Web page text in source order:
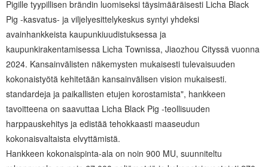
Pigille tyypillisen brändin luomiseksi täysimääräisesti Licha Black
Pig -kasvatus- ja viljelyesittelykeskus syntyi yhdeksi
avainhankkeista kaupunkiuudistuksessa ja
kaupunkirakentamisessa Licha Townissa, Jiaozhou Cityssä vuonna
2024. Kansainvälisten näkemysten mukaisesti tulevaisuuden
kokonaistyötä kehitetään kansainvälisen vision mukaisesti.
standardeja ja paikallisten etujen korostamista", hankkeen
tavoitteena on saavuttaa Licha Black Pig -teollisuuden
harppauskehitys ja edistää tehokkaasti maaseudun
kokonaisvaltaista elvyttämistä.
Hankkeen kokonaispinta-ala on noin 900 MU, suunniteltu